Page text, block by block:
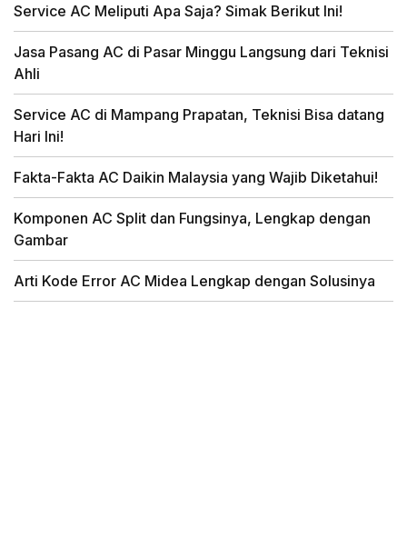
Service AC Meliputi Apa Saja? Simak Berikut Ini!
Jasa Pasang AC di Pasar Minggu Langsung dari Teknisi
Ahli
Service AC di Mampang Prapatan, Teknisi Bisa datang
Hari Ini!
Fakta-Fakta AC Daikin Malaysia yang Wajib Diketahui!
Komponen AC Split dan Fungsinya, Lengkap dengan
Gambar
Arti Kode Error AC Midea Lengkap dengan Solusinya